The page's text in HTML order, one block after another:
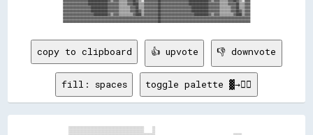
▓▓▓▓▓▓▓▓▓▓▓▓▓▓▓▓▓▓██████████████▓▓▓▓▓▓▓▓▒▒▒▒▒▒▓▓▓▓████▒▒▒▒▓▓▓▓▓▓▓▓▓▓██▓▓▓▓▓▓▓▓▓▓▓▓▓▓▓▓▓▓▓▓██████████████▓▓▓▓▓▓▓▓▒▒▒▒▒▒▓▓▓▓▓▓██▒▒▒▒▓▓▓▓
▓▓▓▓▓▓▓▓▓▓▓▓▓▓▓▓▓▓▓▓████████████▓▓▓▓▓▓▓▓▒▒▒▒▒▒▒▒▓▓▓▓██▒▒▒▒▓▓▓▓▓▓▓▓▓▓██▓▓▓▓▓▓▓▓▓▓▓▓▓▓▓▓▓▓▓▓▓▓████████████▓▓▓▓▓▓▓▓▒▒▒▒▒▒▒▒▓▓▓▓██▒▒▒▒▓▓▓▓
▓▓▓▓▓▓▓▓▓▓▓▓▓▓▓▓▓▓▓▓████████████▓▓▓▓▓▓▓▓▒▒▒▒▒▒▒▒▓▓▓▓██▓▓▒▒▓▓▓▓▓▓▓▓▓▓██▓▓▓▓▓▓▓▓▓▓▓▓▓▓▓▓▓▓▓▓▓▓████████████▓▓▓▓▓▓▓▓▒▒▒▒▒▒▒▒▓▓▓▓██▓▓▒▒▓▓▓▓
▓▓▓▓▓▓▓▓▓▓▓▓▓▓▓▓▓▓▓▓▓▓██████████▓▓▒▒▓▓▓▓▒▒▒▒▒▒▒▒▒▒▓▓████▒▒▓▓▓▓▓▓▓▓▓▓██▓▓▓▓▓▓▓▓▓▓▓▓▓▓▓▓▓▓▓▓▓▓▓▓██████████▓▓▒▒▓▓▓▓▒▒▒▒▒▒▒▒▒▒▓▓████▒▒▓▓▓▓
▓▓▓▓▓▓▓▓▓▓▓▓▓▓▓▓▓▓▓▓▓▓▓▓▓▓▓▓▓▓▓▓▓▓▓▓▓▓▓▓▓▓▓▓▓▓▓▓▓▓▓▓▓▓▓▓▓▓▓▓▓▓▓▓▓▓▓▓██▓▓▓▓▓▓▓▓▓▓▓▓▓▓▓▓▓▓▓▓▓▓▓▓▓▓▓▓▓▓▓▓▓▓▓▓▓▓▓▓▓▓▓▓▓▓▓▓▓▓▓▓▓▓▓▓▓▓▓▓▓▓▓▓
copy to clipboard 👍 upvote 👎 downvote
fill: spaces toggle palette ▓→✊🏽